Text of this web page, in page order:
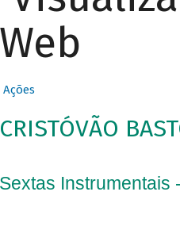
Web
Ações
CRISTÓVÃO
Sextas Instrumentais